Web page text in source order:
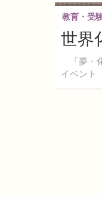
世界
「夢・
イベント
教育・受